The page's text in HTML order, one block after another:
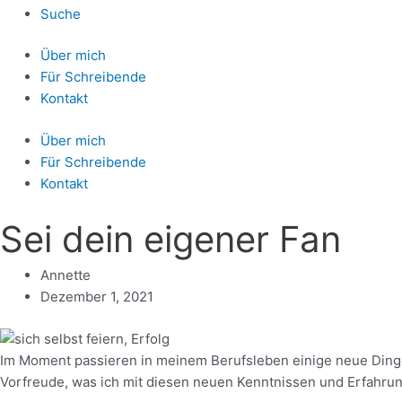
Suche
Über mich
Für Schreibende
Kontakt
Über mich
Für Schreibende
Kontakt
Sei dein eigener Fan
Annette
Dezember 1, 2021
Im Moment passieren in meinem Berufsleben einige neue
Vorfreude, was ich mit diesen neuen Kenntnissen und